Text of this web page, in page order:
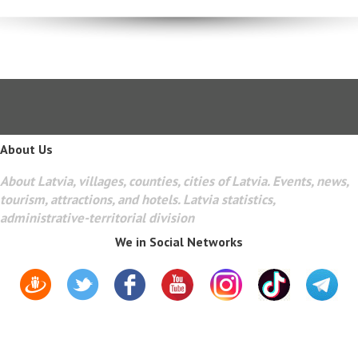
About Us
About Latvia, villages, counties, cities of Latvia. Events, news,
tourism, attractions, and hotels. Latvia statistics,
administrative-territorial division
We in Social Networks